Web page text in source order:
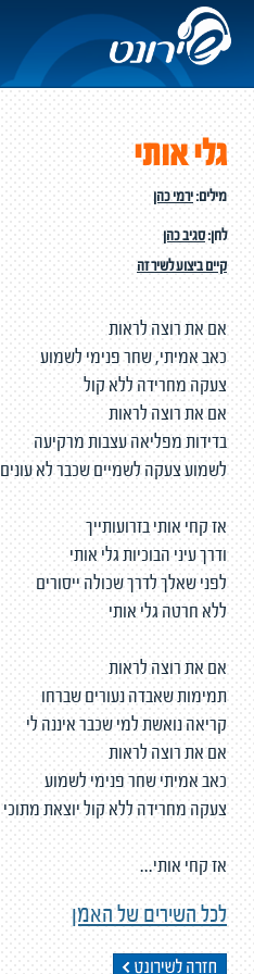
גלי אותי
מילים:ירמי כהן
לחן:סגיב כהן
קיים ביצוע לשיר זה
אם את רוצה לראות
כאב אמיתי, שחר פנימי לשמוע
צעקה מחרידה ללא קול
אם את רוצה לראות
בדידות מפליאה עצבות מרקיעה
לשמוע צעקה לשמיים שכבר לא עונים
אז קחי אותי בזרועותייך
ודרך עיני הבוכיות גלי אותי
לפני שאלך לדרך שכולה ייסורים
ללא חרטה גלי אותי
אם את רוצה לראות
תמימות שאבדה נעורים שברחו
קריאה נואשת למי שכבר איננה לי
אם את רוצה לראות
כאב אמיתי שחר פנימי לשמוע
צעקה מחרידה ללא קול יוצאת מתוכי
אז קחי אותי...
לכל השירים של האמן